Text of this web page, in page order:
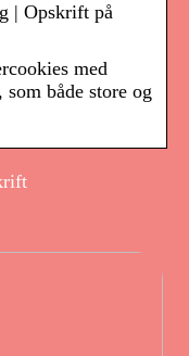
| Opskrift på
med
både store og